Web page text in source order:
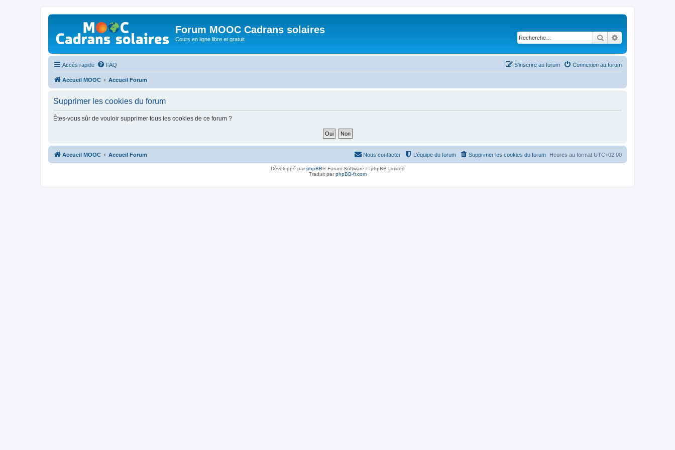
Forum MOOC Cadrans solaires
Cours en ligne libre et gratuit Rechercher
Accès rapide FAQ Connexion au forum
S’inscrire au forum
Accueil MOOC Accueil Forum
Supprimer les cookies du forum
Êtes-vous sûr de vouloir supprimer tous les cookies de ce forum ?
Accueil MOOC Accueil Forum Heures au format UTC+02:00
Supprimer les cookies du forum
L’équipe du forum
Nous contacter
Développé parphpBB® Forum Software © phpBB Limited
Traduit parphpBB-fr.com